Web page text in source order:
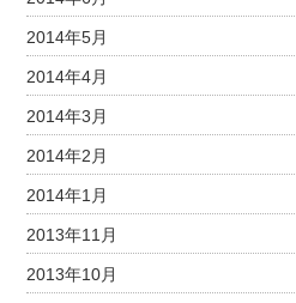
2014年5月
2014年4月
2014年3月
2014年2月
2014年1月
2013年11月
2013年10月